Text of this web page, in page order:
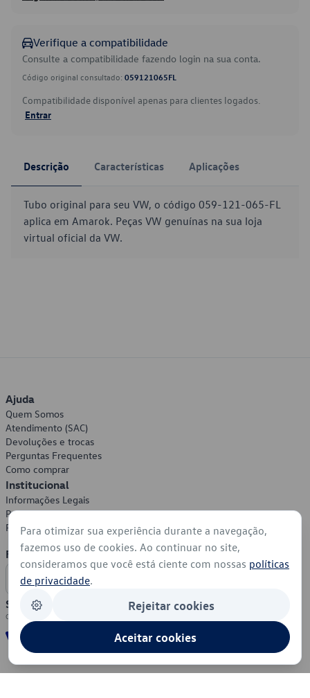
Verifique a compatibilidade
Consulte a compatibilidade fazendo login na sua conta.
Código original consultado: 059121065FL
Compatibilidade disponível apenas para clientes logados.
Entrar
Descrição Características Aplicações
Tubo original para seu VW, o código 059-121-065-FL
aplica em Amarok. Peças VW genuínas na sua loja
virtual oficial da VW.
Ajuda
Quem Somos
Atendimento (SAC)
Devoluções e trocas
Perguntas Frequentes
Como comprar
Institucional
Informações Legais
Política de Privacidade
Política de Cookies
Formas de Pagamento
Segurança
Para otimizar sua experiência durante a navegação,
fazemos uso de cookies. Ao continuar no site,
consideramos que você está ciente com nossas políticas
de privacidade.
Rejeitar cookies
Aceitar cookies